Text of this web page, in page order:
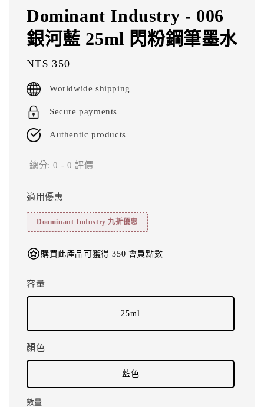
Dominant Industry - 006
銀河藍 25ml 閃粉鋼筆墨水
Regular
price
NT$ 350
Worldwide shipping
Secure payments
Authentic products
總分:0 - 0 評價
適用優惠
Doominant Industry 九折優惠
購買此產品可獲得 350 會員點數
容量
25ml
顏色
藍色
數量